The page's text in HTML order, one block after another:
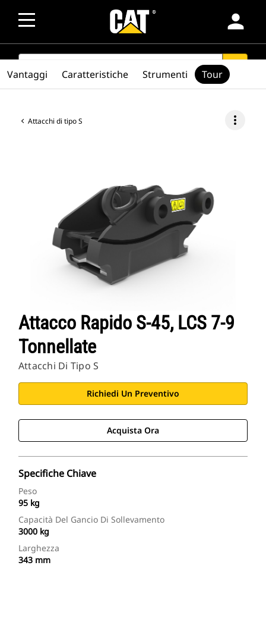
person
SEARCH search
Attacchi di tipo S more_vert
Attacco Rapido S-45, LCS 7-9
Tonnellate
Attacchi Di Tipo S
Richiedi Un Preventivo
Acquista Ora
Specifiche Chiave
Peso
95 kg
Capacità Del Gancio Di Sollevamento
3000 kg
Larghezza
343 mm
Vantaggi Caratteristiche Strumenti Tour